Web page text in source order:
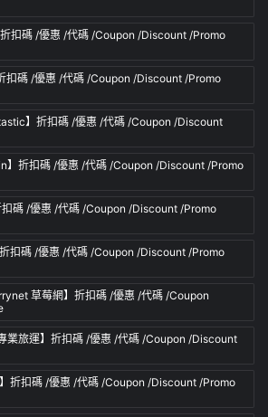
扣碼 /優惠 /代碼 /Coupon /Discount /Promo
扣碼 /優惠 /代碼 /Coupon /Discount /Promo
】折扣碼 /優惠 /代碼 /Coupon /Discount
】折扣碼 /優惠 /代碼 /Coupon /Discount /Promo
碼 /優惠 /代碼 /Coupon /Discount /Promo
扣碼 /優惠 /代碼 /Coupon /Discount /Promo
草莓網】折扣碼 /優惠 /代碼 /Coupon
業旅運】折扣碼 /優惠 /代碼 /Coupon /Discount
折扣碼 /優惠 /代碼 /Coupon /Discount /Promo